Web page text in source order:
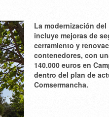
La modernización
incluye mejoras de
cerramiento y
contenedores, con
140.000 euros en
dentro del plan de
Comsermancha.